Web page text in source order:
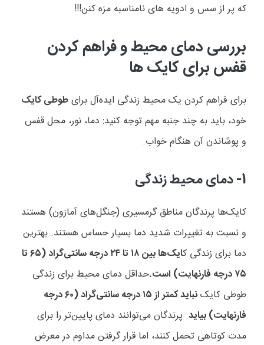
که پر از سس و ادویه های نامناسبه مزه کنن!!!
بررسی دمای محیط و فراهم کردن
قفس برای کایک ها
برای فراهم کردن یک محیط زندگی ایده‌آل برایطوطی کایک
خود، باید به چند جنبه مهم توجه کنید: دما، نور، محل قفس
و پوشاندن آن هنگام خواب.
1- دمای محیط زندگی
کایک‌ها پرندگان مناطق گرمسیری (جنگل‌های آمازون) هستند
و نسبت به تغییرات شدید دما بسیار حساس هستند. بهترین
دما برای زندگی کایک‌ها بین۱۸ تا۲۴درجه سانتی‌گراد (۶۵تا
۷۵درجه فارنهایت) است.حداقل دمای محیط برای زندگی
طوطی کایکنباید کمتر از۱۵درجه سانتیگراد (۶۰درجه
فارنهایت) بیاید. پرندگان میتوانند دمای پایینتر را برای
مدت کوتاهی تحمل کنند، اما قرار گرفتن مداوم در معرض